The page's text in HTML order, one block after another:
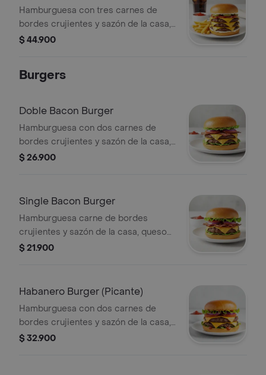
Hamburguesa con tres carnes de
bordes crujientes y sazón de la casa,
queso americano, cebolla asada,
tostado + papas + bebida a elección.
$ 44.900
Burgers
Doble Bacon Burger
Hamburguesa con dos carnes de
bordes crujientes y sazón de la casa,
queso americano, bacon y vegetales
$ 26.900
Single Bacon Burger
Hamburguesa carne de bordes
crujientes y sazón de la casa, queso
americano, bacon y vegetales
$ 21.900
Habanero Burger (Picante)
Hamburguesa con dos carnes de
bordes crujientes y sazón de la casa,
queso americano, Salsa Habanero
$ 32.900